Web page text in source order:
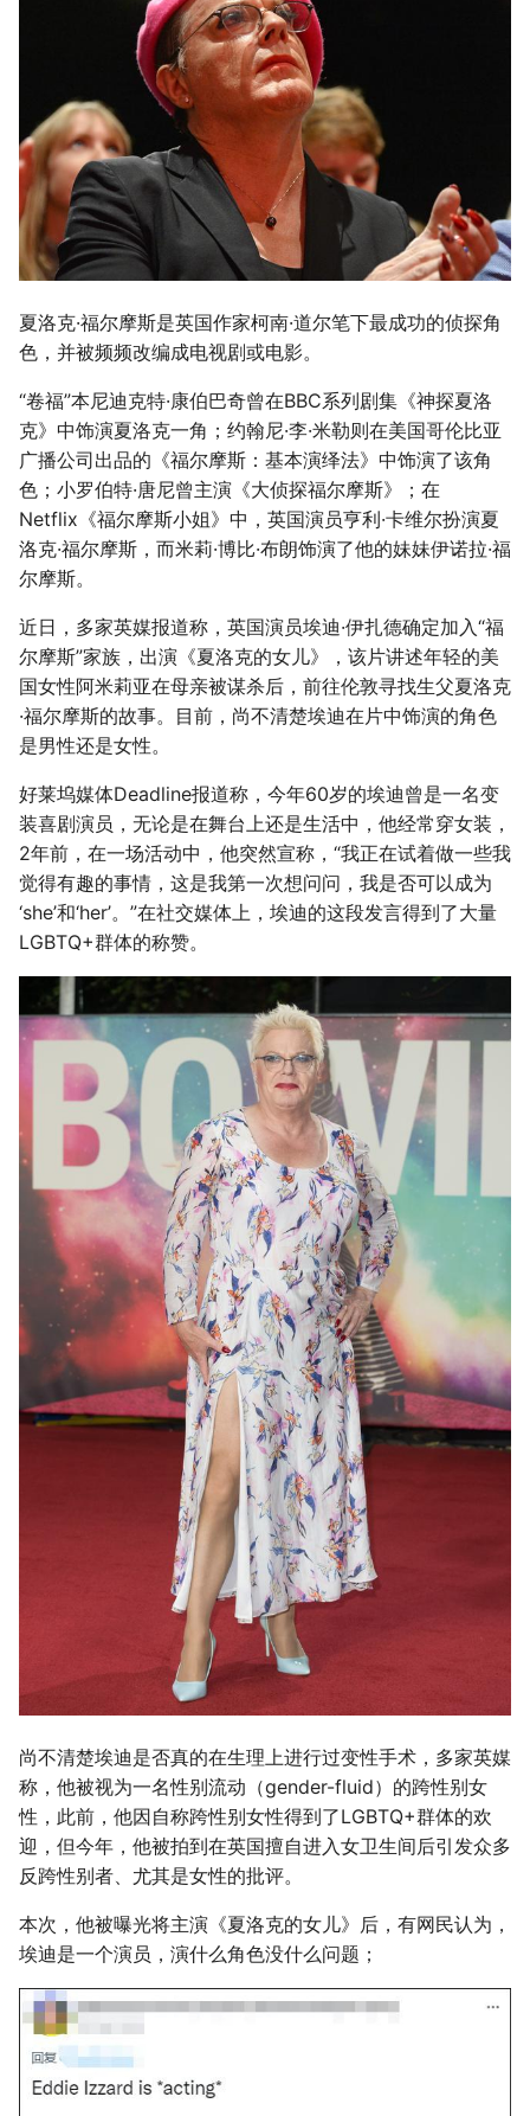
夏洛克·福尔摩斯是英国作家柯南·道尔笔下最成功的侦探角
色，并被频频改编成电视剧或电影。
“卷福”本尼迪克特·康伯巴奇曾在BBC系列剧集《神探夏洛
克》中饰演夏洛克一角；约翰尼·李·米勒则在美国哥伦比亚
广播公司出品的《福尔摩斯：基本演绎法》中饰演了该角
色；小罗伯特·唐尼曾主演《大侦探福尔摩斯》；在
Netflix《福尔摩斯小姐》中，英国演员亨利·卡维尔扮演夏
洛克·福尔摩斯，而米莉·博比·布朗饰演了他的妹妹伊诺拉·福
尔摩斯。
近日，多家英媒报道称，英国演员埃迪·伊扎德确定加入“福
尔摩斯”家族，出演《夏洛克的女儿》，该片讲述年轻的美
国女性阿米莉亚在母亲被谋杀后，前往伦敦寻找生父夏洛克
·福尔摩斯的故事。目前，尚不清楚埃迪在片中饰演的角色
是男性还是女性。
好莱坞媒体Deadline报道称，今年60岁的埃迪曾是一名变
装喜剧演员，无论是在舞台上还是生活中，他经常穿女装，
2年前，在一场活动中，他突然宣称，“我正在试着做一些我
觉得有趣的事情，这是我第一次想问问，我是否可以成为
‘she’和‘her’。”在社交媒体上，埃迪的这段发言得到了大量
LGBTQ+群体的称赞。
尚不清楚埃迪是否真的在生理上进行过变性手术，多家英媒
称，他被视为一名性别流动（gender-fluid）的跨性别女
性，此前，他因自称跨性别女性得到了LGBTQ+群体的欢
迎，但今年，他被拍到在英国擅自进入女卫生间后引发众多
反跨性别者、尤其是女性的批评。
本次，他被曝光将主演《夏洛克的女儿》后，有网民认为，
埃迪是一个演员，演什么角色没什么问题；